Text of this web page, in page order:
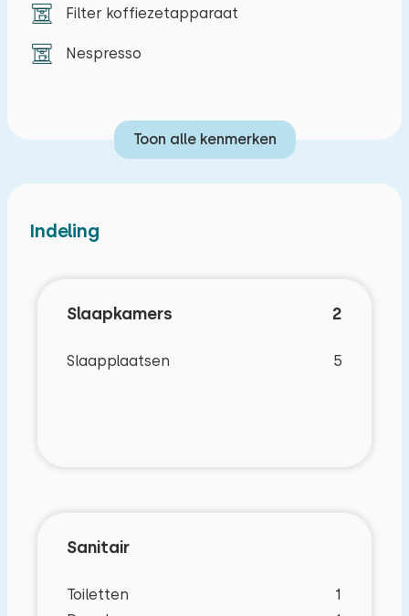
masterbedroom met een bed van 180x200 cm
eenpersoonsbed. De badkamer is
de hand te gebeuren. Het huisje beschikt over
een eigen Barrelsauna en een Hottub waar je
onbeperkt gebruik van mag maken. Hout en
heeft het huisje een heerlijke veranda waar je in
parkeergelegenheid vlakbij de woning.
Filter koffiezetapparaat
Nespresso
Toon alle kenmerken
Indeling
Slaapkamers 2
Slaapplaatsen 5
Sanitair
Toiletten
1